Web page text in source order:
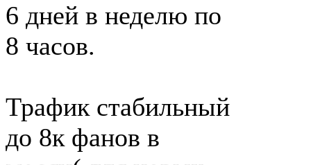
6 дней в неделю по
8 часов.
Трафик стабильный
до 8к фанов в